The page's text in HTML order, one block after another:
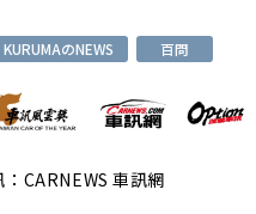
KURUMAのNEWS 百問
CARNEWS 車訊網